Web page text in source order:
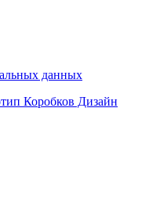
данных